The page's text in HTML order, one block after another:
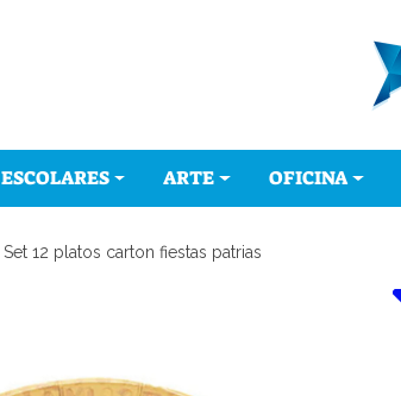
ESCOLARES ARTE OFICINA
Set 12 platos carton fiestas patrias